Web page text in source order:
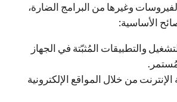
وغيرها من البرامج الضارة،
الأساسية:
والتطبيقات المُثبّتة في الجهاز
من خلال المواقع الإلكترونية